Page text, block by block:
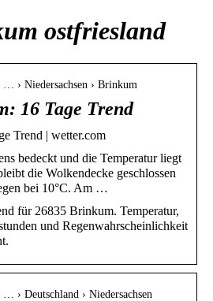
ostfriesland
› Niedersachsen › Brinkum
16 Tage Trend
Trend | wetter.com
bedeckt und die Temperatur liegt
die Wolkendecke geschlossen
bei 10°C. Am …
für 26835 Brinkum. Temperatur,
und Regenwahrscheinlichkeit
› Deutschland › Niedersachsen